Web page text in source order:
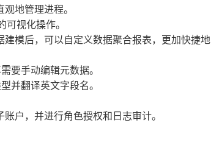
地管理进程。
视化操作。
模后，可以自定义数据聚合报表，更加快捷地
要手动编辑元数据。
并翻译英文字段名。
户，并进行角色授权和日志审计。